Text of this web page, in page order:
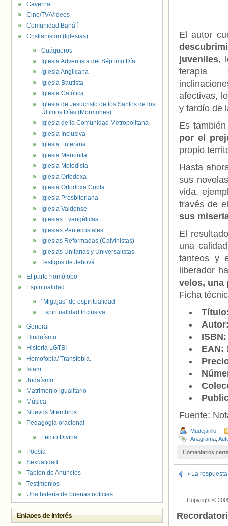
El autor
juveniles,
terapia
afectivas,
y tardío de
Es
por el
propio
Hasta
sus
vida,
través de
sus
El
una
tanteos y
liberador
velos, una
Ficha
ISBN:
EAN:
Fuente:
Mudejarillo
Anagrama
Comentarios
«La
Copyright ©
Caverna
Cine/TV/Videos
Comunidad Bahá'í
Cristianismo (Iglesias)
Cuáqueros
Iglesia Adventista del Séptimo Día
Iglesia Anglicana
Iglesia Bautista
Iglesia Católica
Iglesia de Jesucristo de los Santos de los
Últimos Días (Mormones)
Iglesia de la Comunidad Metropolitana
Iglesia Inclusiva
Iglesia Luterana
Iglesia Menonita
Iglesia Metodista
Iglesia Ortodoxa
Iglesia Ortodoxa Copta
Iglesia Presbiteriana
Iglesia Valdense
Iglesias Evangélicas
Iglesias Pentecostales
Iglesias Reformadas (Calvinistas)
Iglesias Unitarias y Universalistas
Testigos de Jehová
El parte homófobo
Espiritualidad
"Migajas" de espiritualidad
Espiritualidad Inclusiva
General
Hinduísmo
Historia LGTBI
Homofobia/ Transfobia.
Islam
Judaísmo
Matrimonio igualitario
Música
Nuevos Miembros
Pedagogía oracional
Lectio Divina
Poesía
Sexualidad
Tablón de Anuncios
Testimonios
Una batería de buenas noticias
Enlaces de Interés